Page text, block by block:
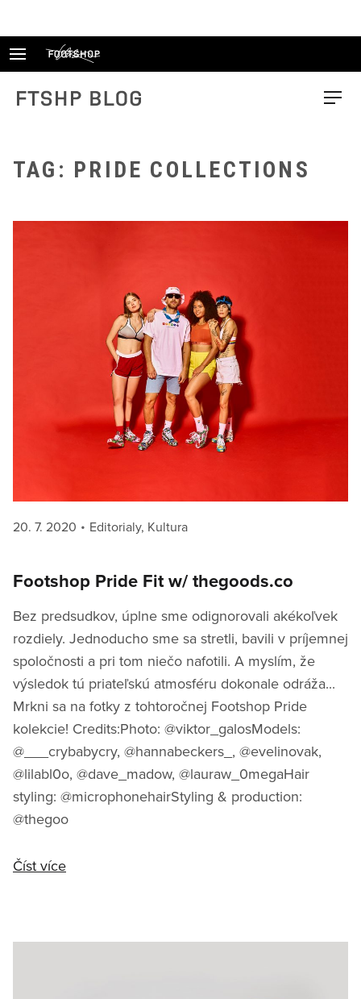
FTSHP blog Menu
TAG: PRIDE COLLECTIONS
Posted
20. 7. 2020 Categories
Editorialy, Kultura
Footshop Pride Fit w/ thegoods.co
Bez predsudkov, úplne sme odignorovali akékoľvek
rozdiely. Jednoducho sme sa stretli, bavili v príjemnej
spoločnosti a pri tom niečo nafotili. A myslím, že
výsledok tú priateľskú atmosféru dokonale odráža...
Mrkni sa na fotky z tohtoročnej Footshop Pride
kolekcie! Credits:Photo: @viktor_galosModels:
@___crybabycry, @hannabeckers_, @evelinovak,
@lilabl0o, @dave_madow, @lauraw_0megaHair
styling: @microphonehairStyling & production:
@thegoo
Číst více